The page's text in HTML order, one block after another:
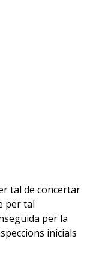
tal de concertar
per tal
per la
inicials